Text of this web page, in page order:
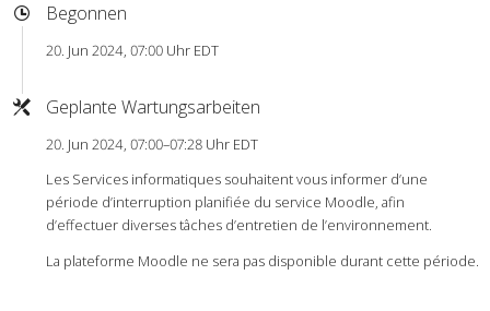
Begonnen
20. Jun 2024, 07:00 Uhr EDT
Geplante Wartungsarbeiten
20. Jun 2024, 07:00–07:28 Uhr EDT
Les Services informatiques souhaitent vous informer d’une
période d’interruption planifiée du service Moodle, afin
d’effectuer diverses tâches d’entretien de l’environnement.
La plateforme Moodle ne sera pas disponible durant cette période.